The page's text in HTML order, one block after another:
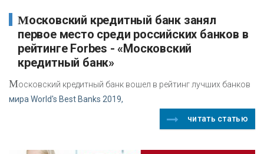
Московский кредитный банк занял
первое место среди российских банков в
рейтинге Forbes - «Московский
кредитный банк»
Московский кредитный банк вошел в рейтинг лучших банков
мира World's Best Banks 2019,
читать статью